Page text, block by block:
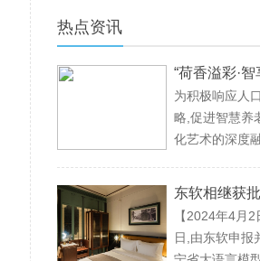
热点资讯
“荷香溢彩·
影公益活动
共绘老龄生
为积极响应人
略,促进智慧养
化艺术的深度
东软相继获
沈阳市大语
平台
【2024年4月
日,由东软申报